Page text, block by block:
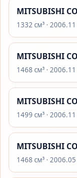
MITSUBISHI
1332 см³ · 2006.11
MITSUBISHI
1468 см³ · 2006.11
MITSUBISHI
1499 см³ · 2006.11
MITSUBISHI
1468 см³ · 2006.05